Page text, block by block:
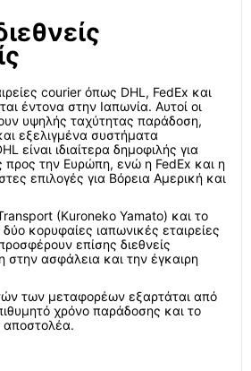
courier όπως DHL, FedEx και
έντονα στην Ιαπωνία. Αυτοί οι
υψηλής ταχύτητας παράδοση,
εξελιγμένα συστήματα
είναι ιδιαίτερα δημοφιλής για
προς την Ευρώπη, ενώ η FedEx και η
επιλογές για Βόρεια Αμερική και
(Kuroneko Yamato) και το
κορυφαίες ιαπωνικές εταιρείες
επίσης διεθνείς
στην ασφάλεια και την έγκαιρη
των μεταφορέων εξαρτάται από
χρόνο παράδοσης και το
αποστολέα.